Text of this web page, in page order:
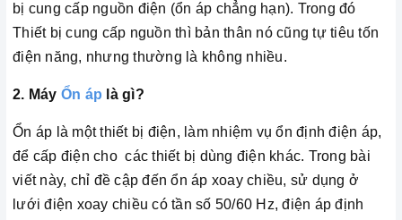
bị cung cấp nguồn điện (ổn áp chẳng hạn). Trong đó
Thiết bị cung cấp nguồn thì bản thân nó cũng tự tiêu tốn
điện năng, nhưng thường là không nhiều.
2. Máy Ổn áp là gì?
Ổn áp là một thiết bị điện, làm nhiệm vụ ổn định điện áp,
để cấp điện cho các thiết bị dùng điện khác. Trong bài
viết này, chỉ đề cập đến ổn áp xoay chiều, sử dụng ở
lưới điện xoay chiều có tần số 50/60 Hz, điện áp định